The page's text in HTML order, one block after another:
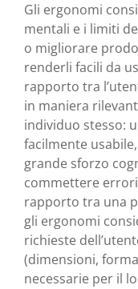
Gli ergonomi
mentali e i limiti
o migliorare
renderli facili da
rapporto tra
in maniera
individuo stesso:
facilmente
grande sforzo
commettere
rapporto tra una
gli ergonomi
richieste
(dimensioni,
necessarie per il